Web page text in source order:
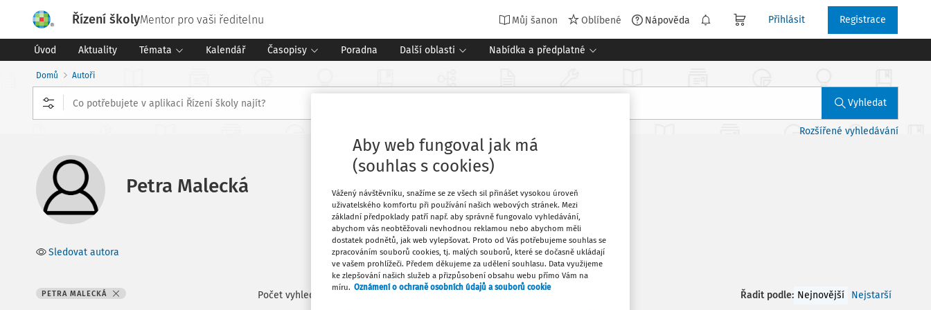
Řízení školyMentor pro vaši ředitelnu Můj šanon Oblíbené Nápověda Přihlásit Registrace
Úvod Aktuality Témata Kalendář Časopisy Poradna Další oblasti Nabídka a předplatné
Domů Autoři
Vyhledat
Rozšířené vyhledávání
Petra Malecká
Sledovat autora
PETRA MALECKÁ Počet vyhledaných dokumentů: 1 Řadit podle: Nejnovější Nejstarší
Aby web fungoval jak má
(souhlas s cookies)
Vážený návštěvníku, snažíme se ze všech sil přinášet vysokou úroveň
uživatelského komfortu při používání našich webových stránek. Mezi
základní předpoklady patří např. aby správně fungovalo vyhledávání,
abychom vás neobtěžovali nevhodnou reklamou nebo abychom měli
dostatek podnětů, jak web vylepšovat. Proto od Vás potřebujeme souhlas se
zpracováním souborů cookies, tj. malých souborů, které se dočasně ukládají
ve vašem prohlížeči. Předem děkujeme za udělení souhlasu. Data využijeme
ke zlepšování našich služeb a přizpůsobení obsahu webu přímo Vám na
míru. Oznámení o ochraně osobních údajů a souborů cookie